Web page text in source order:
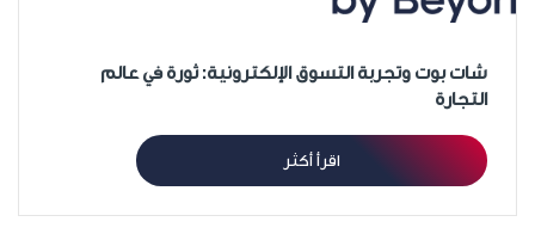
شات بوت وتجربة التسوق الإلكترونية: ثورة في عالم
التجارة
اقرأ أكثر